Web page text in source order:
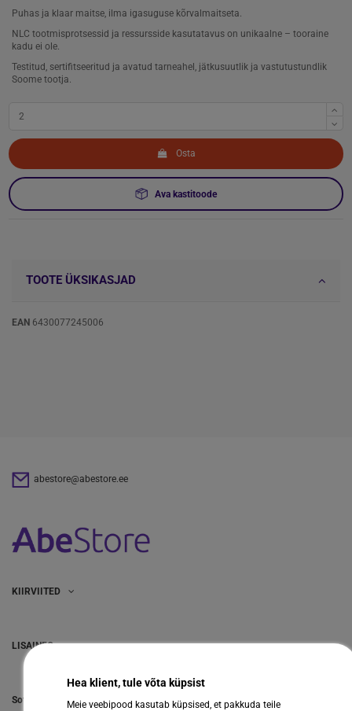
Puhas ja klaar maitse, ilma igasuguse kõrvalmaitseta.
NLC tootmisprotsessid ja ressursside kasutatavus on unikaalne – tooraine
kadu ei ole.
Testitud, sertifitseeritud ja avatud tarneahel, jätkusuutlik ja vastutustundlik
Soome tootja.
Osta
Ava kastitoode
TOOTE ÜKSIKASJAD
EAN 6430077245006
abestore@abestore.ee
KIIRVIITED
LISAINFO
Hea klient, tule võta küpsist
Meie veebipood kasutab küpsised, et pakkuda teile
Sotsiaalmeedia